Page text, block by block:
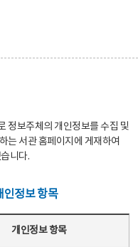
정보주체의 개인정보를 수집 및
는 서관 홈페이지에 게재하여
니다.
인정보 항목
개인정보 항목